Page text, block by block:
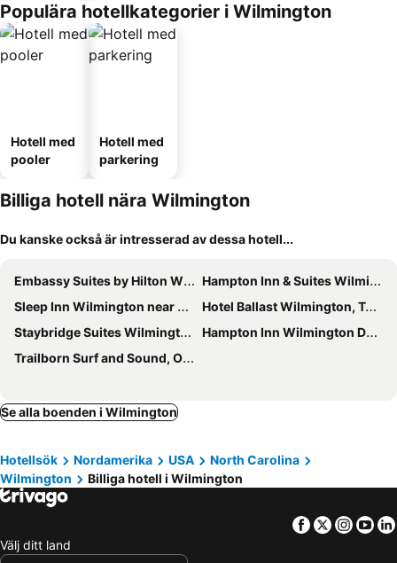
Populära hotellkategorier i Wilmington
Hotell med
pooler
Hotell med
parkering
Billiga hotell nära Wilmington
Du kanske också är intresserad av dessa hotell...
Embassy Suites by Hilton Wilmington Riverfront
Hampton Inn & Suites Wilmington/Wrightsville Beach
Sleep Inn Wilmington near University
Hotel Ballast Wilmington, Tapestry Collection by Hilton
Staybridge Suites Wilmington - Wrightsville Bch By Ihg
Hampton Inn Wilmington Downtown
Trailborn Surf and Sound, Outdoor Collection by Marriott Bonvoy™
Se alla boenden i Wilmington
Hotellsök Nordamerika USA
North Carolina
Wilmington
Billiga hotell i Wilmington
Facebook
Twitter
Välj ditt land